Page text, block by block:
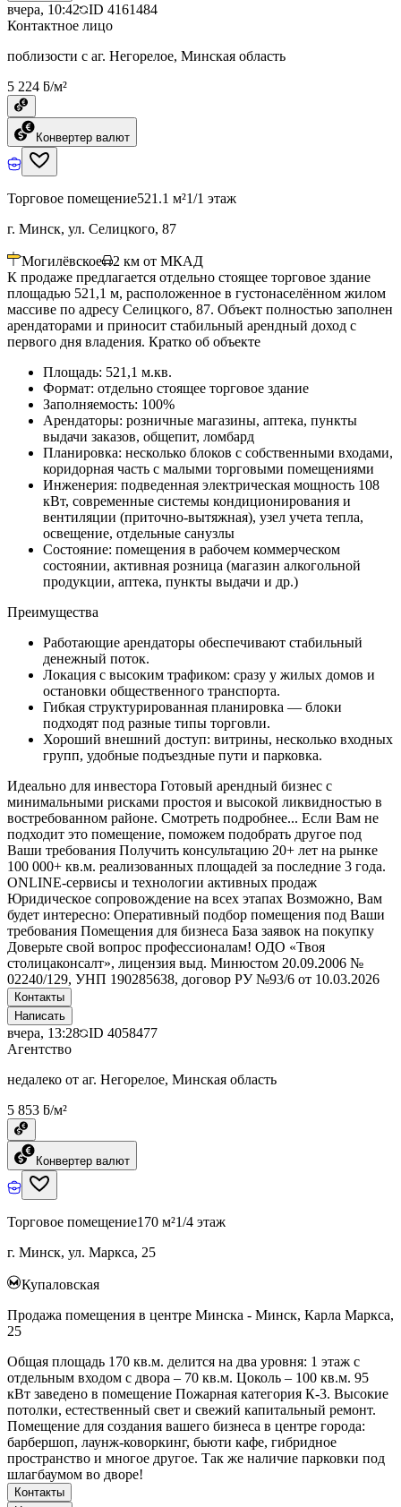
вчера, 10:42 ID 4161484
Контактное лицо
поблизости с аг. Негорелое, Минская область
5 224 ƃ/м²
Конвертер валют
Торговое помещение521.1 м²1/1 этаж
г. Минск, ул. Селицкого, 87
Могилёвское 2 км от МКАД
К продаже предлагается отдельно стоящее торговое здание
площадью 521,1 м, расположенное в густонаселённом жилом
массиве по адресу Селицкого, 87. Объект полностью заполнен
арендаторами и приносит стабильный арендный доход с
первого дня владения. Кратко об объекте
Площадь: 521,1 м.кв.
Формат: отдельно стоящее торговое здание
Заполняемость: 100%
Арендаторы: розничные магазины, аптека, пункты
выдачи заказов, общепит, ломбард
Планировка: несколько блоков с собственными входами,
коридорная часть с малыми торговыми помещениями
Инженерия: подведенная электрическая мощность 108
кВт, современные системы кондиционирования и
вентиляции (приточно-вытяжная), узел учета тепла,
освещение, отдельные санузлы
Состояние: помещения в рабочем коммерческом
состоянии, активная розница (магазин алкогольной
продукции, аптека, пункты выдачи и др.)
Преимущества
Работающие арендаторы обеспечивают стабильный
денежный поток.
Локация с высоким трафиком: сразу у жилых домов и
остановки общественного транспорта.
Гибкая структурированная планировка — блоки
подходят под разные типы торговли.
Хороший внешний доступ: витрины, несколько входных
групп, удобные подъездные пути и парковка.
Идеально для инвестора Готовый арендный бизнес с
минимальными рисками простоя и высокой ликвидностью в
востребованном районе. Смотреть подробнее... Если Вам не
подходит это помещение, поможем подобрать другое под
Ваши требования Получить консультацию 20+ лет на рынке
100 000+ кв.м. реализованных площадей за последние 3 года.
ONLINE-сервисы и технологии активных продаж
Юридическое сопровождение на всех этапах Возможно, Вам
будет интересно: Оперативный подбор помещения под Ваши
требования Помещения для бизнеса База заявок на покупку
Доверьте свой вопрос профессионалам! ОДО «Твоя
столицаконсалт», лицензия выд. Минюстом 20.09.2006 №
02240/129, УНП 190285638, договор РУ №93/6 от 10.03.2026
Контакты
Написать
вчера, 13:28 ID 4058477
Агентство
недалеко от аг. Негорелое, Минская область
5 853 ƃ/м²
Конвертер валют
Торговое помещение170 м²1/4 этаж
г. Минск, ул. Маркса, 25
Купаловская
Продажа помещения в центре Минска - Минск, Карла Маркса,
25
Общая площадь 170 кв.м. делится на два уровня: 1 этаж с
отдельным входом с двора – 70 кв.м. Цоколь – 100 кв.м. 95
кВт заведено в помещение Пожарная категория К-3. Высокие
потолки, естественный свет и свежий капитальный ремонт.
Помещение для создания вашего бизнеса в центре города:
барбершоп, лаунж-коворкинг, бьюти кафе, гибридное
пространство и многое другое. Так же наличие парковки под
шлагбаумом во дворе!
Контакты